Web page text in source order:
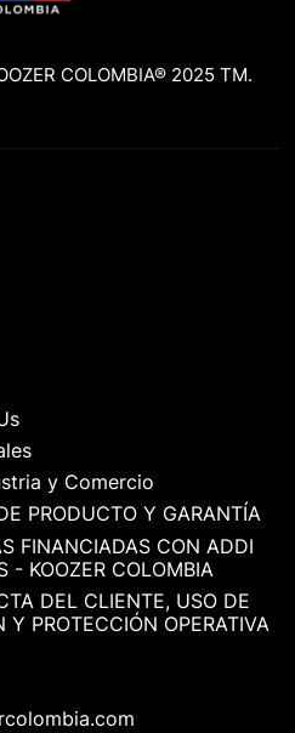
COLOMBIA® 2025 TM.
y Comercio
PRODUCTO Y GARANTÍA
FINANCIADAS CON ADDI
- KOOZER COLOMBIA
DEL CLIENTE, USO DE
PROTECCIÓN OPERATIVA